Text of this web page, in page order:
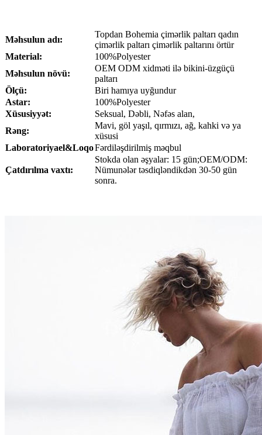
Məhsulun adı:
Topdan Bohemia çimərlik paltarı qadın
çimərlik paltarı çimərlik paltarını örtür
Material:
100%Polyester
Məhsulun növü:
OEM ODM xidməti ilə bikini-üzgüçü
paltarı
Ölçü:
Biri hamıya uyğundur
Astar:
100%Polyester
Xüsusiyyət:
Seksual, Dəbli, Nəfəs alan,
Rəng:
Mavi, göl yaşıl, qırmızı, ağ, kahki və ya
xüsusi
Laboratoriyael&LoqoFərdiləşdirilmiş məqbul
Çatdırılma vaxtı:
Stokda olan əşyalar: 15 gün;OEM/ODM:
Nümunələr təsdiqləndikdən 30-50 gün
sonra.